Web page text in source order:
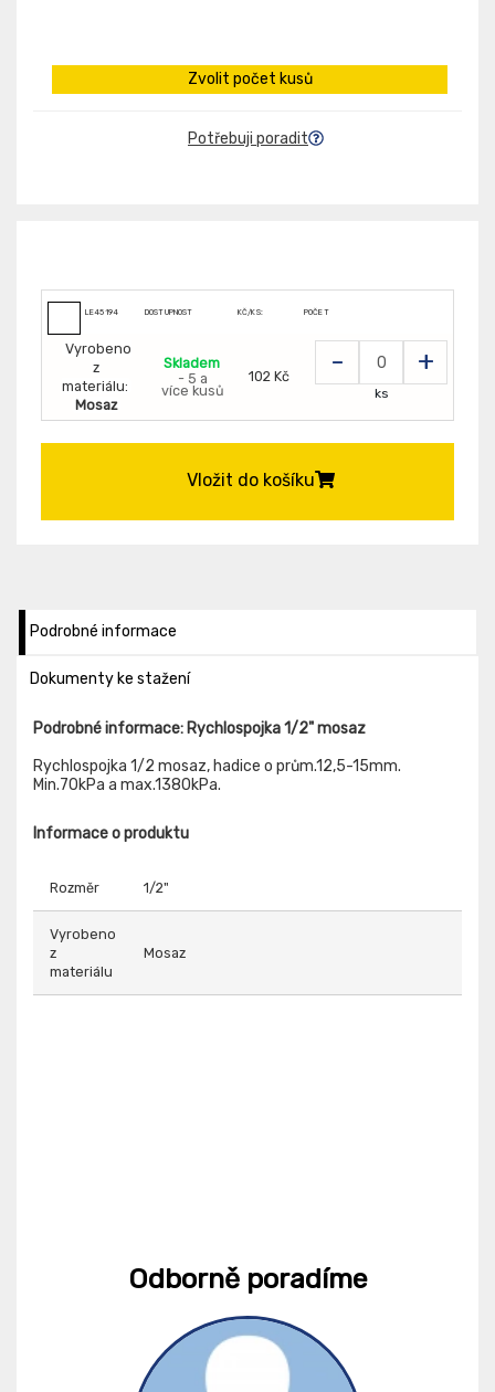
Zvolit počet kusů
Potřebuji poradit
LE45194 DOSTUPNOST KČ/KS: POČET
Vyrobeno
z
materiálu:
Mosaz
Skladem
- 5 a
více kusů
102 Kč - +
ks
Vložit do košíku
Podrobné informace
Dokumenty ke stažení
Podrobné informace: Rychlospojka 1/2" mosaz
Rychlospojka 1/2 mosaz, hadice o prům.12,5-15mm.
Min.70kPa a max.1380kPa.
Informace o produktu
Rozměr 1/2"
Vyrobeno
z
materiálu
Mosaz
Odborně poradíme